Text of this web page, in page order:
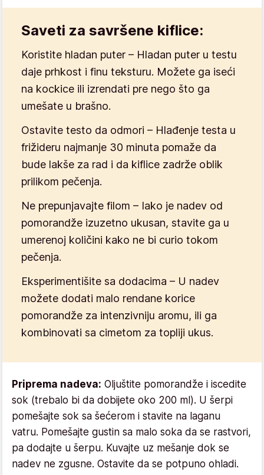
Saveti za savršene kiflice:
Koristite hladan puter – Hladan puter u testu
daje prhkost i finu teksturu. Možete ga iseći
na kockice ili izrendati pre nego što ga
umešate u brašno.
Ostavite testo da odmori – Hlađenje testa u
frižideru najmanje 30 minuta pomaže da
bude lakše za rad i da kiflice zadrže oblik
prilikom pečenja.
Ne prepunjavajte filom – Iako je nadev od
pomorandže izuzetno ukusan, stavite ga u
umerenoj količini kako ne bi curio tokom
pečenja.
Eksperimentišite sa dodacima – U nadev
možete dodati malo rendane korice
pomorandže za intenzivniju aromu, ili ga
kombinovati sa cimetom za topliji ukus.
Priprema nadeva: Oljuštite pomorandže i iscedite
sok (trebalo bi da dobijete oko 200 ml). U šerpi
pomešajte sok sa šećerom i stavite na laganu
vatru. Pomešajte gustin sa malo soka da se rastvori,
pa dodajte u šerpu. Kuvajte uz mešanje dok se
nadev ne zgusne. Ostavite da se potpuno ohladi.